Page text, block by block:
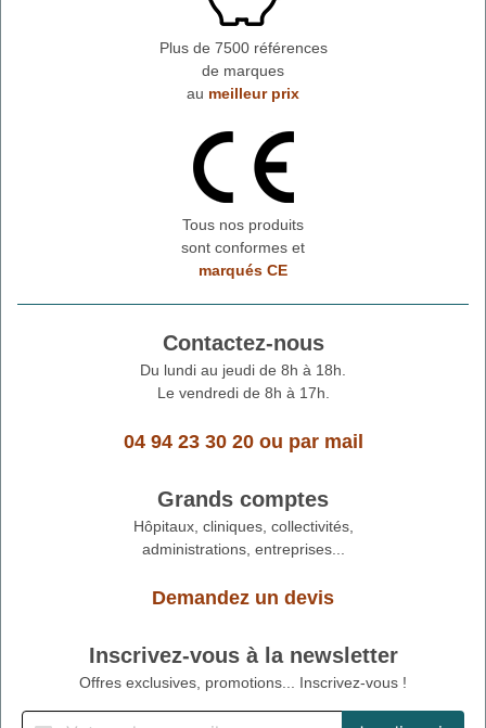
Plus de 7500 références
de marques
au meilleur prix
Tous nos produits
sont conformes et
marqués CE
Contactez-nous
Du lundi au jeudi de 8h à 18h.
Le vendredi de 8h à 17h.
04 94 23 30 20ou par mail
Grands comptes
Hôpitaux, cliniques, collectivités,
administrations, entreprises...
Demandez un devis
Inscrivez-vous à la newsletter
Offres exclusives, promotions... Inscrivez-vous !